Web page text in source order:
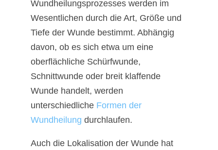
Wundheilungsprozesses werden im
Wesentlichen durch die Art, Größe und
Tiefe der Wunde bestimmt. Abhängig
davon, ob es sich etwa um eine
oberflächliche Schürfwunde,
Schnittwunde oder breit klaffende
Wunde handelt, werden
unterschiedliche Formen der
Wundheilung durchlaufen.
Auch die Lokalisation der Wunde hat